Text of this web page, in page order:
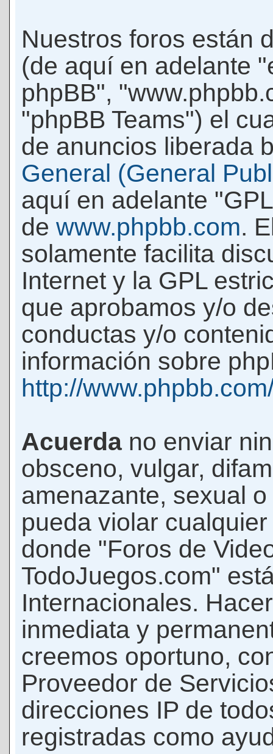
Nuestros foros están
(de aquí en adelante
phpBB",
"phpBB Teams") el
de anuncios liberada
General (General
aquí en adelante
de www.phpbb.com.
solamente facilita
Internet y la GPL
que aprobamos y/o
conductas y/o
información sobre
http://
Acuerda no enviar
obsceno, vulgar,
amenazante, sexual
pueda violar
donde "Foros de
TodoJuegos.com"
Internacionales.
inmediata y
creemos oportuno,
Proveedor de
direcciones IP de
registradas como